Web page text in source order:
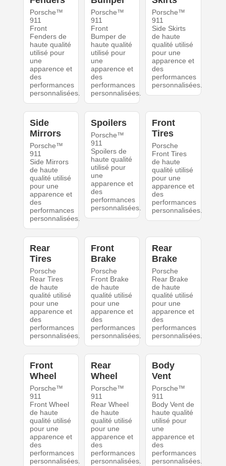
Porsche™
911
Front
Fenders de
haute qualité
utilisé pour
une
apparence et
des
performances
personnalisées.
Porsche™
911
Front
Bumper de
haute qualité
utilisé pour
une
apparence et
des
performances
personnalisées.
Porsche™
911
Side Skirts
de haute
qualité utilisé
pour une
apparence et
des
performances
personnalisées.
Side
Mirrors
Porsche™
911
Side Mirrors
de haute
qualité utilisé
pour une
apparence et
des
performances
personnalisées.
Spoilers
Porsche™
911
Spoilers de
haute qualité
utilisé pour
une
apparence et
des
performances
personnalisées.
Front
Tires
Porsche
Front Tires
de haute
qualité utilisé
pour une
apparence et
des
performances
personnalisées.
Rear
Tires
Porsche
Rear Tires
de haute
qualité utilisé
pour une
apparence et
des
performances
personnalisées.
Front
Brake
Porsche
Front Brake
de haute
qualité utilisé
pour une
apparence et
des
performances
personnalisées.
Rear
Brake
Porsche
Rear Brake
de haute
qualité utilisé
pour une
apparence et
des
performances
personnalisées.
Front
Wheel
Porsche™
911
Front Wheel
de haute
qualité utilisé
pour une
apparence et
des
performances
personnalisées.
Rear
Wheel
Porsche™
911
Rear Wheel
de haute
qualité utilisé
pour une
apparence et
des
performances
personnalisées.
Body
Vent
Porsche™
911
Body Vent de
haute qualité
utilisé pour
une
apparence et
des
performances
personnalisées.